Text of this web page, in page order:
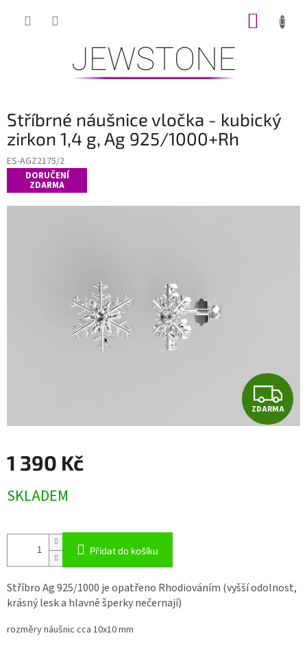
Stříbrné náušnice vločka - kubický
zirkon 1,4 g, Ag 925/1000+Rh
ES-AGZ2175/2
DORUČENÍ
ZDARMA
Z
D
ZDARMA
1 390 Kč
cena:
SKLADEM
Přidat do košíku
Stříbro Ag 925/1000 je opatřeno Rhodiováním (vyšší odolnost,
krásný lesk a hlavně šperky nečernají)
rozměry náušnic cca 10x10 mm